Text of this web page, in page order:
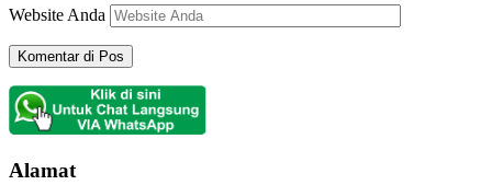
Website Anda
Alamat